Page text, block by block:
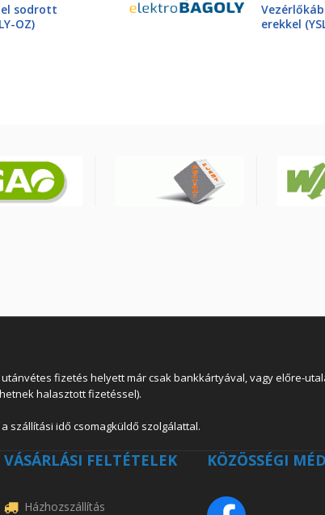
sodrott
OZ)
erekkel
fizetés helyett már csak bankkártyával, vagy előre-
halasztott fizetéssel).
szállítási idő csomagküldő szolgálattal.
VÁSÁRLÁSI FELTÉTELEK
Házhozszállítás
KÖZÖSSÉGI